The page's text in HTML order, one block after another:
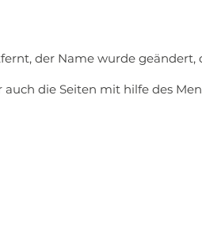
der Name wurde geändert,
die Seiten mit hilfe des